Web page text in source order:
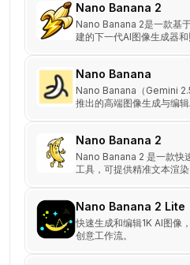
Nano Banana 2
Nano Banana 2是一款基
建的下一代AI图像生成器
Nano Banana
Nano Banana（Gemini
推出的高端图像生成与编
Nano Banana 2
Nano Banana 2 是一款快
工具，可提供精准文本渲
Nano Banana 2 Lite
快速生成和编辑1K AI图像
创意工作流。